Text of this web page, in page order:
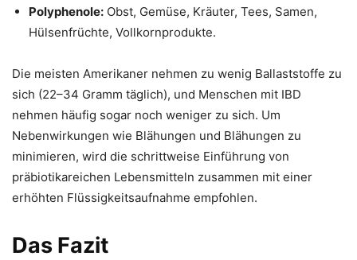
Polyphenole: Obst, Gemüse, Kräuter, Tees, Samen,
Hülsenfrüchte, Vollkornprodukte.
Die meisten Amerikaner nehmen zu wenig Ballaststoffe zu
sich (22–34 Gramm täglich), und Menschen mit IBD
nehmen häufig sogar noch weniger zu sich. Um
Nebenwirkungen wie Blähungen und Blähungen zu
minimieren, wird die schrittweise Einführung von
präbiotikareichen Lebensmitteln zusammen mit einer
erhöhten Flüssigkeitsaufnahme empfohlen.
Das Fazit